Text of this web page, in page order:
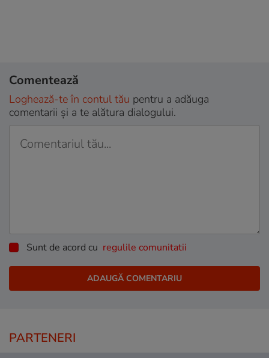
Comentează
Loghează-te în contul tău pentru a adăuga
comentarii și a te alătura dialogului.
Sunt de acord cu regulile comunitatii
PARTENERI